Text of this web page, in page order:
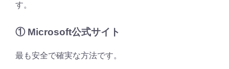
す。
① Microsoft公式サイト
最も安全で確実な方法です。